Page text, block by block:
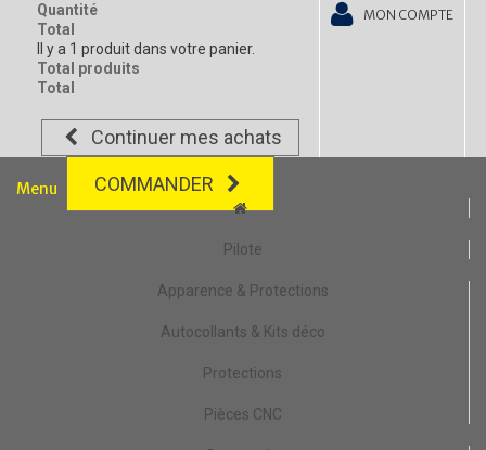
Quantité
Total
Il y a 1 produit dans votre panier.
Total produits
Total
Continuer mes achats
COMMANDER
MON COMPTE
Menu
Pilote
Apparence & Protections
Autocollants & Kits déco
Protections
Pièces CNC